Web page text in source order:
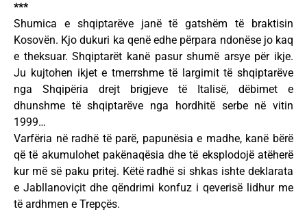
***
Shumica e shqiptarëve janë të gatshëm të braktisin
Kosovën. Kjo dukuri ka qenë edhe përpara ndonëse jo kaq
e theksuar. Shqiptarët kanë pasur shumë arsye për ikje.
Ju kujtohen ikjet e tmerrshme të largimit të shqiptarëve
nga Shqipëria drejt brigjeve të Italisë, dëbimet e
dhunshme të shqiptarëve nga hordhitë serbe në vitin
1999…
Varfëria në radhë të parë, papunësia e madhe, kanë bërë
që të akumulohet pakënaqësia dhe të eksplodojë atëherë
kur më së paku pritej. Këtë radhë si shkas ishte deklarata
e Jabllanoviçit dhe qëndrimi konfuz i qeverisë lidhur me
të ardhmen e Trepçës.